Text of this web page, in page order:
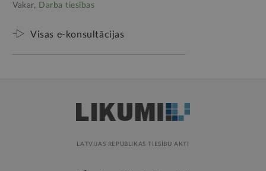
Vakar, Darba tiesības
Visas e-konsultācijas
LATVIJAS REPUBLIKAS TIESĪBU AKTI